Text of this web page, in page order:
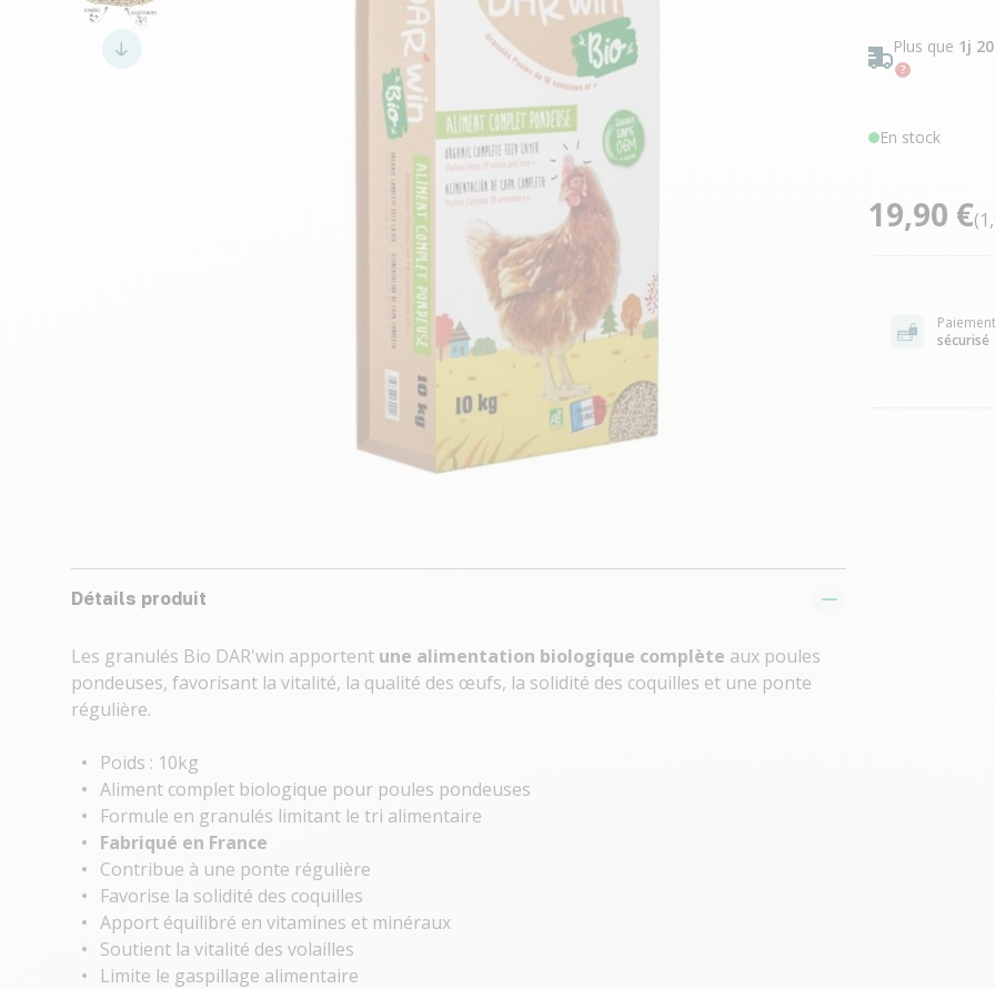
Plus que 1j
En stock
19,90 €
Paiement
sécurisé
Détails produit
Les granulés Bio DAR'win apportent une alimentation biologique complète aux poules
pondeuses, favorisant la vitalité, la qualité des œufs, la solidité des coquilles et une ponte
régulière.
Poids : 10kg
Aliment complet biologique pour poules pondeuses
Formule en granulés limitant le tri alimentaire
Fabriqué en France
Contribue à une ponte régulière
Favorise la solidité des coquilles
Apport équilibré en vitamines et minéraux
Soutient la vitalité des volailles
Limite le gaspillage alimentaire